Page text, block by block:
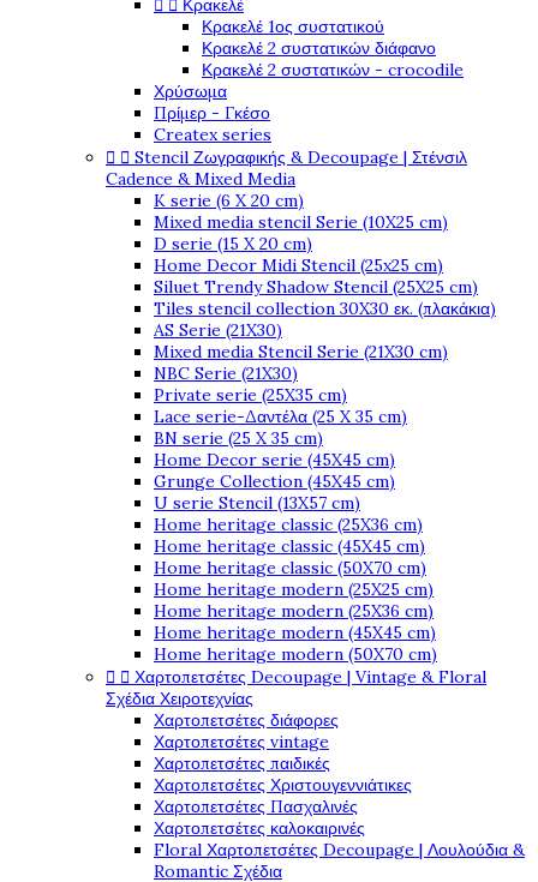
  Κρακελέ
Κρακελέ 1ος συστατικού
Κρακελέ 2 συστατικών διάφανο
Κρακελέ 2 συστατικών - crocodile
Χρύσωμα
Πρίμερ - Γκέσο
Createx series
  Stencil Ζωγραφικής & Decoupage | Στένσιλ
Cadence & Mixed Media
K serie (6 X 20 cm)
Mixed media stencil Serie (10X25 cm)
D serie (15 X 20 cm)
Home Decor Midi Stencil (25x25 cm)
Siluet Trendy Shadow Stencil (25X25 cm)
Tiles stencil collection 30X30 εκ. (πλακάκια)
AS Serie (21X30)
Mixed media Stencil Serie (21X30 cm)
NBC Serie (21X30)
Private serie (25X35 cm)
Lace serie-Δαντέλα (25 X 35 cm)
BN serie (25 X 35 cm)
Home Decor serie (45X45 cm)
Grunge Collection (45X45 cm)
U serie Stencil (13X57 cm)
Home heritage classic (25X36 cm)
Home heritage classic (45X45 cm)
Home heritage classic (50X70 cm)
Home heritage modern (25X25 cm)
Home heritage modern (25X36 cm)
Home heritage modern (45X45 cm)
Home heritage modern (50X70 cm)
  Χαρτοπετσέτες Decoupage | Vintage & Floral
Σχέδια Χειροτεχνίας
Χαρτοπετσέτες διάφορες
Χαρτοπετσέτες vintage
Χαρτοπετσέτες παιδικές
Χαρτοπετσέτες Χριστουγεννιάτικες
Χαρτοπετσέτες Πασχαλινές
Χαρτοπετσέτες καλοκαιρινές
Floral Χαρτοπετσέτες Decoupage | Λουλούδια &
Romantic Σχέδια